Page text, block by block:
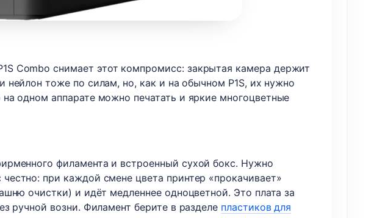
Combo снимает этот компромисс: закрытая камера держит
нейлон тоже по силам, но, как и на обычном P1S, их нужно
одном аппарате можно печатать и яркие многоцветные
филамента и встроенный сухой бокс. Нужно
при каждой смене цвета принтер «прокачивает»
очистки) и идёт медленнее одноцветной. Это плата за
ручной возни. Филамент берите в разделе пластиков для